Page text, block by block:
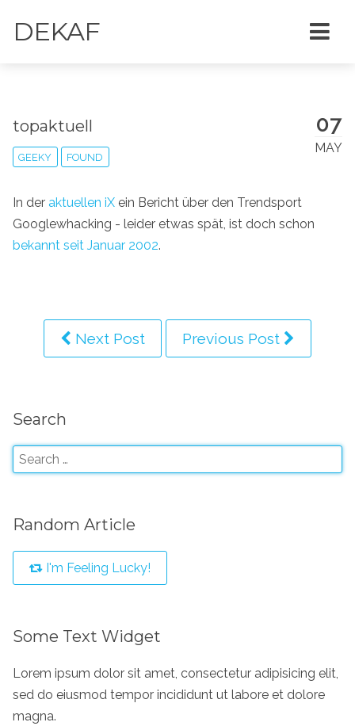
DEKAF
07
MAY
topaktuell
GEEKY FOUND
In der aktuellen iX ein Bericht über den Trendsport
Googlewhacking - leider etwas spät, ist doch schon
bekannt seit Januar 2002.
Next Post Previous Post
Search
Random Article
I'm Feeling Lucky!
Some Text Widget
Lorem ipsum dolor sit amet, consectetur adipisicing elit,
sed do eiusmod tempor incididunt ut labore et dolore
magna.